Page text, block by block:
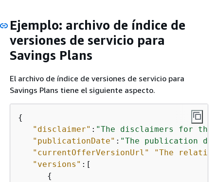
Ejemplo: archivo de índice de
versiones de servicio para
Savings Plans
El archivo de índice de versiones de servicio para
Savings Plans tiene el siguiente aspecto.
{
"disclaimer" : "The disclaimers for
"publicationDate" : "The publication
"currentOfferVersionUrl"
"The
"versions" :[
{